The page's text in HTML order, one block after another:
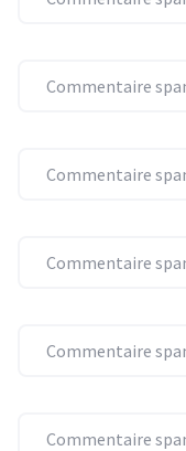
Commentaire
Commentaire
Commentaire
Commentaire
Commentaire